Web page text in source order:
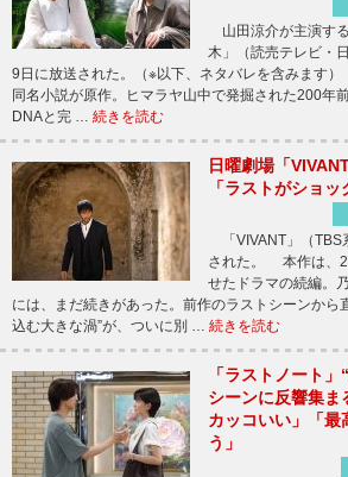
山田涼介が主演す
木」（読売テレビ・
9日に放送された。（※以下、ネタバレを含みます
同名小説が原作。ヒマラヤ山中で発掘された200年
DNAと完 … 続きを読む
日曜劇場「
「ラストがショッ
「VIVANT」（TBS
された。 本作は、
せたドラマの続編。
には、まだ続きがあった。前作のラストシーンから
込む大きな渦”が、ついに別 … 続きを読む
「ラストノート
シーンに反響集ま
カッコいい」「最
う」